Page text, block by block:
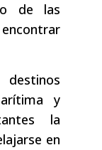
de las
y
la
en